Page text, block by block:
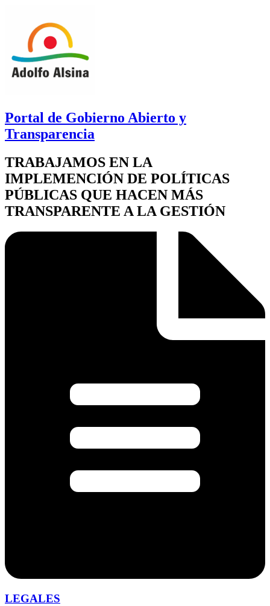
Portal de Gobierno Abierto y
Transparencia
TRABAJAMOS EN LA
IMPLEMENCIÓN DE POLÍTICAS
PÚBLICAS QUE HACEN MÁS
TRANSPARENTE A LA GESTIÓN
LEGALES